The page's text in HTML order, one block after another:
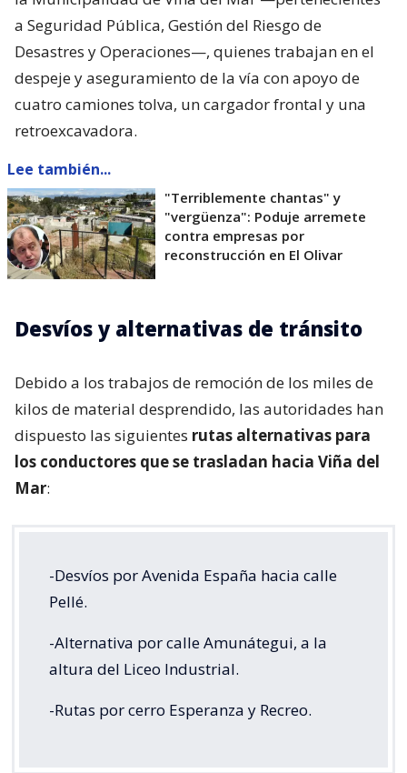
a Seguridad Pública, Gestión del Riesgo de
Desastres y Operaciones—, quienes trabajan en el
despeje y aseguramiento de la vía con apoyo de
cuatro camiones tolva, un cargador frontal y una
retroexcavadora.
Lee también...
"Terriblemente chantas" y
"vergüenza": Poduje arremete
contra empresas por
reconstrucción en El Olivar
Desvíos y alternativas de tránsito
Debido a los trabajos de remoción de los miles de
kilos de material desprendido, las autoridades han
dispuesto las siguientes rutas alternativas para
los conductores que se trasladan hacia Viña del
Mar:
-Desvíos por Avenida España hacia calle
Pellé.
-Alternativa por calle Amunátegui, a la
altura del Liceo Industrial.
-Rutas por cerro Esperanza y Recreo.